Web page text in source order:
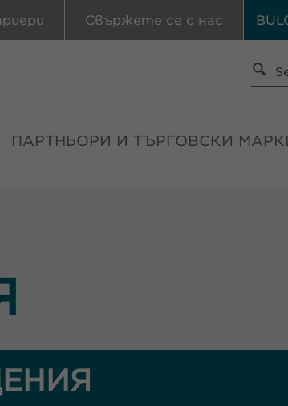
Свържете се с нас
ПАРТНЬОРИ И ТЪРГОВСКИ